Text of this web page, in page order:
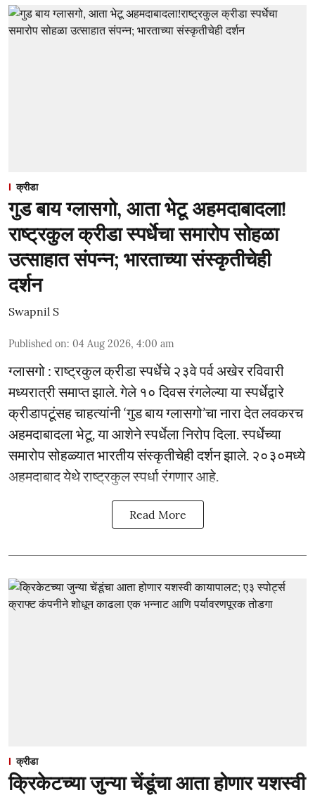
क्रीडा
गुड बाय ग्लासगो, आता भेटू अहमदाबादला!
राष्ट्रकुल क्रीडा स्पर्धेचा समारोप सोहळा
उत्साहात संपन्न; भारताच्या संस्कृतीचेही
दर्शन
Swapnil S
Published on: 04 Aug 2026, 4:00 am
ग्लासगो : राष्ट्रकुल क्रीडा स्पर्धेचे २३वे पर्व अखेर रविवारी
मध्यरात्री समाप्त झाले. गेले १० दिवस रंगलेल्या या स्पर्धेद्वारे
क्रीडापटूंसह चाहत्यांनी ‘गुड बाय ग्लासगो’चा नारा देत लवकरच
अहमदाबादला भेटू, या आशेने स्पर्धेला निरोप दिला. स्पर्धेच्या
समारोप सोहळ्यात भारतीय संस्कृतीचेही दर्शन झाले. २०३०मध्ये
अहमदाबाद येथे राष्ट्रकुल स्पर्धा रंगणार आहे.
Read More
क्रीडा
क्रिकेटच्या जुन्या चेंडूंचा आता होणार यशस्वी